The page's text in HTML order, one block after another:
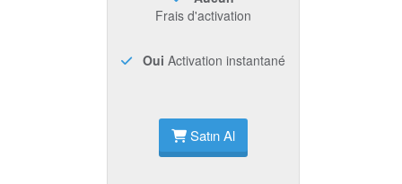
Frais d'activation
Oui Activation instantané
Satın Al